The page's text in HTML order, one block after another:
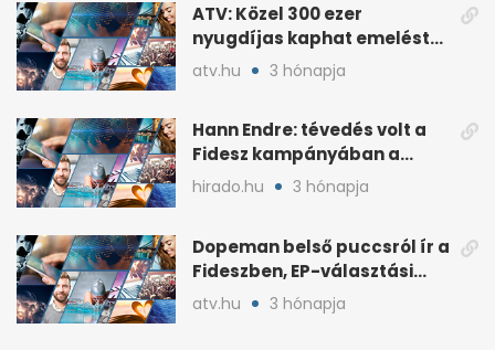
ATV: Közel 300 ezer
nyugdíjas kaphat emelést
idén a Tisza terve szerint
atv.hu 3 hónapja
Hann Endre: tévedés volt a
Fidesz kampányában a
háborús veszély
hirado.hu 3 hónapja
Dopeman belső puccsról ír a
Fideszben, EP-választási
árral
atv.hu 3 hónapja